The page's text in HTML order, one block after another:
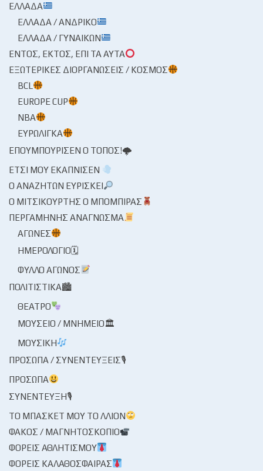
ΕΛΛΆΔΑ
ΕΛΛΆΔΑ / ΑΝΔΡΙΚΌ
ΕΛΛΆΔΑ / ΓΥΝΑΙΚΏΝ
ΕΝΤΌΣ, ΕΚΤΌΣ, ΕΠΊ ΤΑ ΑΥΤΆ
ΕΞΩΤΕΡΙΚΈΣ ΔΙΟΡΓΑΝΏΣΕΙΣ / ΚΌΣΜΟΣ
BCL
EUROPE CUP
NBA
ΕΥΡΩΛΊΓΚΑ
ΕΠΟΥΜΠΟΎΡΙΣΕΝ Ο ΤΌΠΟΣ!🌩
ΈΤΣΙ ΜΟΥ ΕΚΆΠΝΙΣΕΝ
Ο ΑΝΑΖΗΤΏΝ ΕΥΡΊΣΚΕΙ
Ο ΜΙΤΣΙΚΟΥΡΤΉΣ Ο ΜΠΌΜΠΙΡΑΣ
ΠΕΡΓΑΜΗΝΉΣ ΑΝΆΓΝΩΣΜΑ
ΑΓΏΝΕΣ
ΗΜΕΡΟΛΌΓΙΟ🗓
ΦΎΛΛΟ ΑΓΏΝΟΣ
ΠΟΛΙΤΙΣΤΙΚΆ🏙
ΘΈΑΤΡΟ
ΜΟΥΣΕΊΟ / ΜΝΗΜΕΊΟ🏛
ΜΟΥΣΙΚΉ
ΠΡΌΣΩΠΑ / ΣΥΝΕΝΤΕΎΞΕΙΣ🎙
ΠΡΌΣΩΠΑ
ΣΥΝΈΝΤΕΥΞΗ🎙
ΤΟ ΜΠΆΣΚΕΤ ΜΟΥ ΤΟ ΛΛΊΟΝ
ΦΑΚΌΣ / ΜΑΓΝΗΤΟΣΚΌΠΙΟ
ΦΟΡΕΊΣ ΑΘΛΗΤΙΣΜΟΎ
ΦΟΡΕΊΣ ΚΑΛΑΘΌΣΦΑΙΡΑΣ